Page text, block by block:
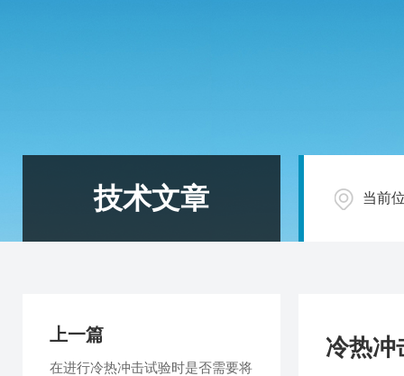
技术文章 当前
冷热冲
上一篇
在进行冷热冲击试验时是否需要将